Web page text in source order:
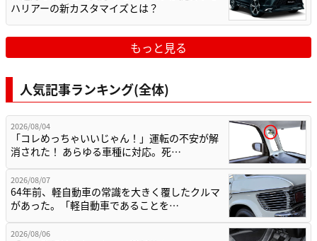
ハリアーの新カスタマイズとは？
もっと見る
人気記事ランキング(全体)
2026/08/04
「コレめっちゃいいじゃん！」運転の不安が解
消された！ あらゆる車種に対応。死…
2026/08/07
64年前、軽自動車の常識を大きく覆したクルマ
があった。「軽自動車であることを…
2026/08/06